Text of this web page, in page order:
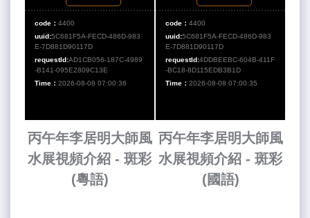
code：4400
uuid:5C681F5A-FECD-486D-983
E-7D881D90117D
requestId:AD1CB056-187C-4989
-B141-095E2809C13E
Time：2026-08-08 07:00:36
code：4400
uuid:5C681F5A-FECD-486D-983
E-7D881D90117D
requestId:4DDBEEBC-604B-411F
-BC18-8D115EDB3B1D
Time：2026-08-08 07:00:35
丙午年李居明大師風
水展視頻介紹 - 斑彩
(粵語)
丙午年李居明大師風
水展視頻介紹 - 斑彩
(國語)